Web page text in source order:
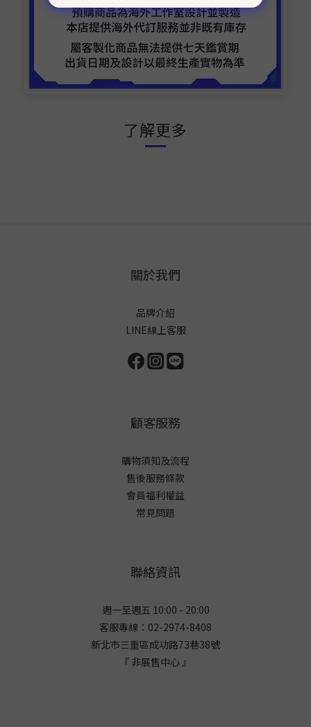
了解更多
關於我們
品牌介紹
LINE線上客服
顧客服務
購物須知及流程
售後服務條款
會員福利權益
常見問題
聯絡資訊
週一至週五 10:00 - 20:00
客服專線：02-2974-8408
新北市三重區成功路73巷38號
『 非展售中心 』